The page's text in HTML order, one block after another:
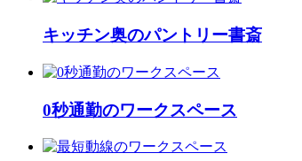
キッチン奥のパントリー書斎
0秒通勤のワークスペース